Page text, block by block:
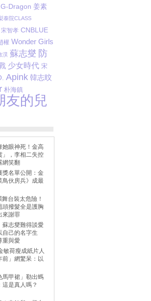
G-Dragon 姜素
泰院CLASS
宋智孝 CNBLUE
權 Wonder Girls
淏 蘇志燮 防
少女時代 宋
Apink 韓志旼
朴海鎮
友的兒
她眼神死！金高
」，李相二失控
網笑翻
獎名單公開：金
鳥伙房兵》成最
台裝太危險！
頭撥髮全是護胸
來謝罪
蘇志燮難得談愛
自己的名字生
重與愛
敏荷瘦成紙片人
前」網驚呆：以
馬甲裙」勒出螞
是真人嗎？